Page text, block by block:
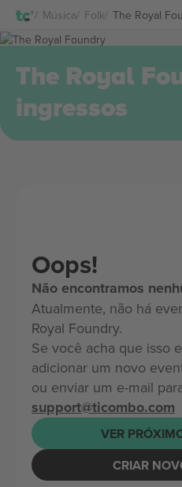
Música Folk The Royal
The Royal
ingressos
Oops!
Não encontramos
Atualmente, não há
Royal Foundry.
Se você acha que isso
adicionar um novo
ou enviar um e-mail
support@ticombo.com
VER
CRIAR